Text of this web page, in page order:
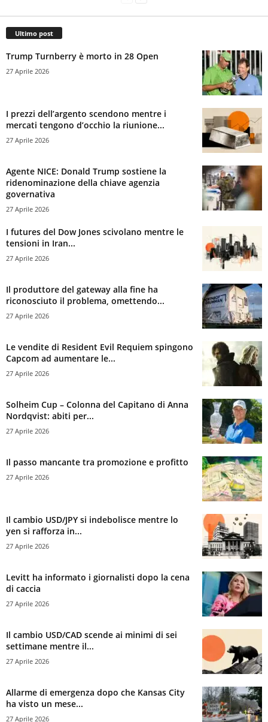
Ultimo post
Trump Turnberry è morto in 28 Open
27 Aprile 2026
I prezzi dell’argento scendono mentre i
mercati tengono d’occhio la riunione...
27 Aprile 2026
Agente NICE: Donald Trump sostiene la
ridenominazione della chiave agenzia
governativa
27 Aprile 2026
I futures del Dow Jones scivolano mentre le
tensioni in Iran...
27 Aprile 2026
Il produttore del gateway alla fine ha
riconosciuto il problema, omettendo...
27 Aprile 2026
Le vendite di Resident Evil Requiem spingono
Capcom ad aumentare le...
27 Aprile 2026
Solheim Cup – Colonna del Capitano di Anna
Nordqvist: abiti per...
27 Aprile 2026
Il passo mancante tra promozione e profitto
27 Aprile 2026
Il cambio USD/JPY si indebolisce mentre lo
yen si rafforza in...
27 Aprile 2026
Levitt ha informato i giornalisti dopo la cena
di caccia
27 Aprile 2026
Il cambio USD/CAD scende ai minimi di sei
settimane mentre il...
27 Aprile 2026
Allarme di emergenza dopo che Kansas City
ha visto un mese...
27 Aprile 2026